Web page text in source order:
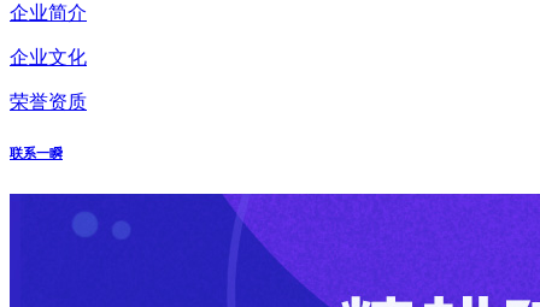
企业简介
企业文化
荣誉资质
联系一瞬